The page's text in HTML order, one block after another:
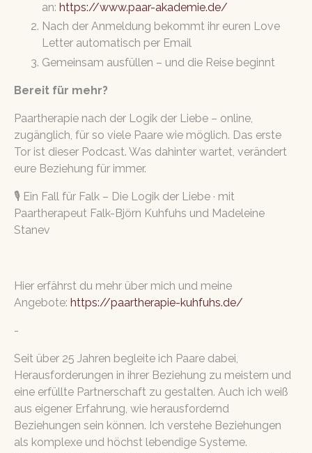
an: https://www.paar-akademie.de/
Nach der Anmeldung bekommt ihr euren Love
Letter automatisch per Email
Gemeinsam ausfüllen – und die Reise beginnt
Bereit für mehr?
Paartherapie nach der Logik der Liebe – online,
zugänglich, für so viele Paare wie möglich. Das erste
Tor ist dieser Podcast. Was dahinter wartet, verändert
eure Beziehung für immer.
🎙️ Ein Fall für Falk – Die Logik der Liebe · mit
Paartherapeut Falk-Björn Kuhfuhs und Madeleine
Stanev
Hier erfährst du mehr über mich und meine
Angebote: https://paartherapie-kuhfuhs.de/
-
Seit über 25 Jahren begleite ich Paare dabei,
Herausforderungen in ihrer Beziehung zu meistern und
eine erfüllte Partnerschaft zu gestalten. Auch ich weiß
aus eigener Erfahrung, wie herausfordernd
Beziehungen sein können. Ich verstehe Beziehungen
als komplexe und höchst lebendige Systeme.